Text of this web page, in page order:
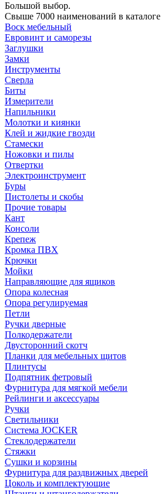
Большой выбор.
Свыше 7000 наименований в каталоге
Воск мебельный
Евровинт и саморезы
Заглушки
Замки
Инструменты
Сверла
Биты
Измерители
Напильники
Молотки и киянки
Клей и жидкие гвозди
Стамески
Ножовки и пилы
Отвертки
Электроинструмент
Буры
Пистолеты и скобы
Прочие товары
Кант
Консоли
Крепеж
Кромка ПВХ
Крючки
Мойки
Направляющие для ящиков
Опора колесная
Опора регулируемая
Петли
Ручки дверные
Полкодержатели
Двусторонний скотч
Планки для мебельных щитов
Плинтусы
Подпятник фетровый
Фурнитура для мягкой мебели
Рейлинги и аксессуары
Ручки
Светильники
Система JOCKER
Стеклодержатели
Стяжки
Сушки и корзины
Фурнитура для раздвижных дверей
Цоколь и комплектующие